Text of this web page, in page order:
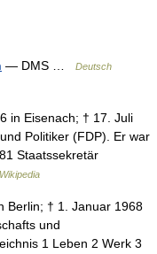
— DMS …
Deutsch
in Eisenach; † 17. Juli
Politiker (FDP). Er war
Staatssekretär
† 1. Januar 1968
und
1 Leben 2 Werk 3